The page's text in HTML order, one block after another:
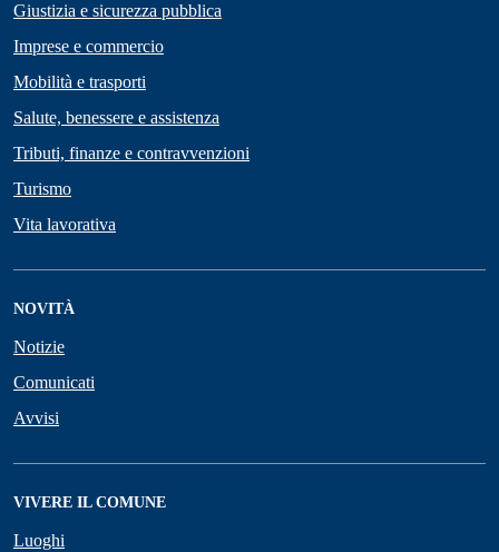
Giustizia e sicurezza pubblica
Imprese e commercio
Mobilità e trasporti
Salute, benessere e assistenza
Tributi, finanze e contravvenzioni
Turismo
Vita lavorativa
NOVITÀ
Notizie
Comunicati
Avvisi
VIVERE IL COMUNE
Luoghi